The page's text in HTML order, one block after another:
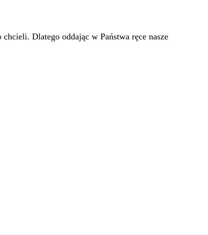
Dlatego oddając w Państwa ręce nasze